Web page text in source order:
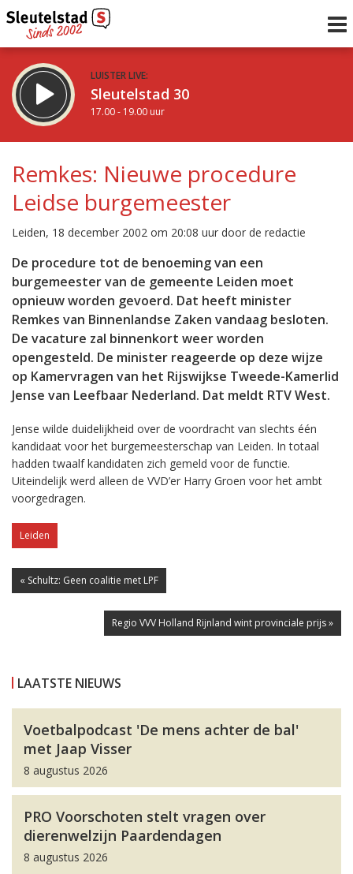
LUISTER LIVE:
Sleutelstad 30
17.00 - 19.00 uur
De avond van Sleutelstad
19.00 - 0.00 uur
Vorig uur
uur 1 van 0
Inklappen
Remkes: Nieuwe procedure
Leidse burgemeester
Leiden, 18 december 2002 om 20:08 uur door de redactie
De procedure tot de benoeming van een
burgemeester van de gemeente Leiden moet
opnieuw worden gevoerd. Dat heeft minister
Remkes van Binnenlandse Zaken vandaag besloten.
De vacature zal binnenkort weer worden
opengesteld. De minister reageerde op deze wijze
op Kamervragen van het Rijswijkse Tweede-Kamerlid
Jense van Leefbaar Nederland. Dat meldt RTV West.
Jense wilde duidelijkheid over de voordracht van slechts één
kandidaat voor het burgemeesterschap van Leiden. In totaal
hadden twaalf kandidaten zich gemeld voor de functie.
Uiteindelijk werd alleen de VVD’er Harry Groen voor het ambt
voorgedragen.
Leiden
« Schultz: Geen coalitie met LPF
Regio VVV Holland Rijnland wint provinciale prijs »
LAATSTE NIEUWS
Voetbalpodcast 'De mens achter de bal'
met Jaap Visser
8 augustus 2026
PRO Voorschoten stelt vragen over
dierenwelzijn Paardendagen
8 augustus 2026